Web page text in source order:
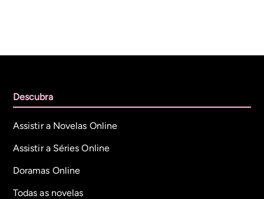
Descubra
Assistir a Novelas Online
Assistir a Séries Online
Doramas Online
Todas as novelas